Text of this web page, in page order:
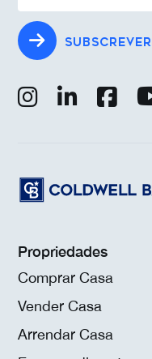
SUBSCREVER
Propriedades
Comprar Casa
Vender Casa
Arrendar Casa